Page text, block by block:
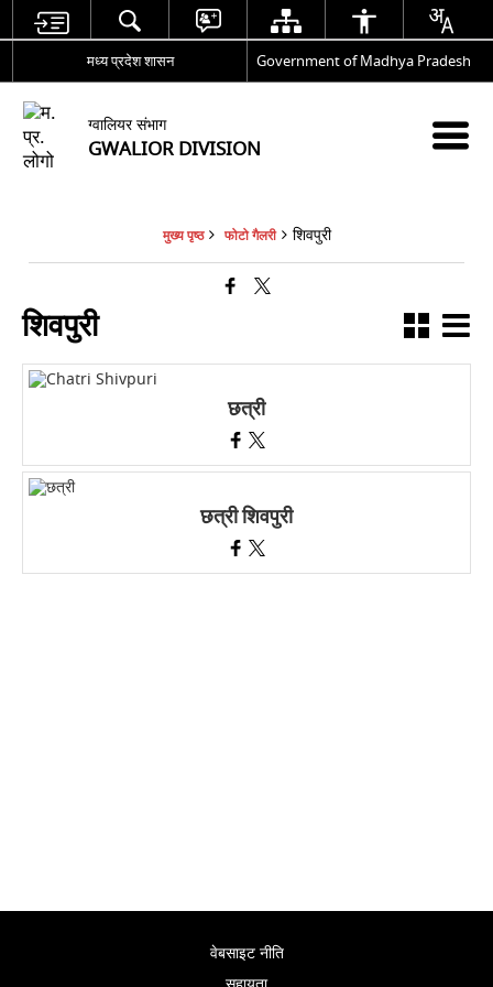
मध्य प्रदेश शासन Government of Madhya Pradesh
ग्वालियर संभाग
GWALIOR DIVISION
मुख्य पृष्ठ फोटो गैलरी शिवपुरी
शिवपुरी
छत्री
छत्री शिवपुरी
वेबसाइट नीति